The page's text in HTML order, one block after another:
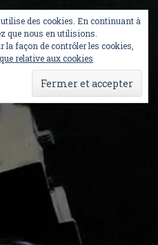
des cookies. En continuant à
que nous en utilisions.
façon de contrôler les cookies,
relative aux cookies